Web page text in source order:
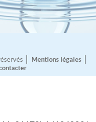
Mentions légales